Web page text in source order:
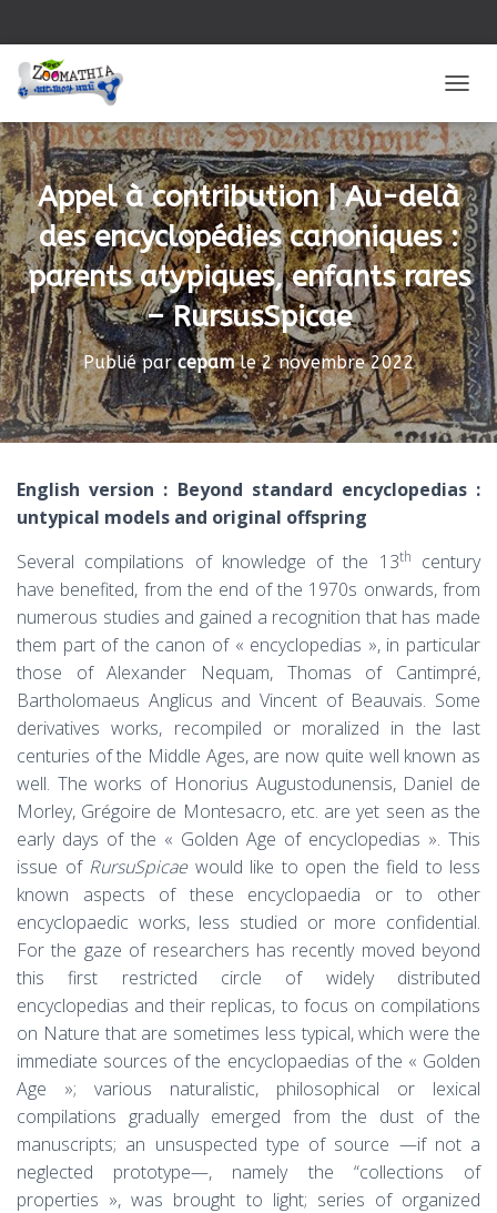
Appel à contribution | Au-delà
des encyclopédies canoniques :
parents atypiques, enfants rares
– RursusSpicae
Publié parcepamle2 novembre 2022
English version : Beyond standard encyclopedias :
untypical models and original offspring
Several compilations of knowledge of the 13th
century
have benefited, from the end of the 1970s onwards, from
numerous studies and gained a recognition that has made
them part of the canon of « encyclopedias », in particular
those of Alexander Nequam, Thomas of Cantimpré,
Bartholomaeus Anglicus and Vincent of Beauvais. Some
derivatives works, recompiled or moralized in the last
centuries of the Middle Ages, are now quite well known as
well. The works of Honorius Augustodunensis, Daniel de
Morley, Grégoire de Montesacro, etc. are yet seen as the
early days of the « Golden Age of encyclopedias ». This
issue of RursuSpicaewould like to open the field to less
known aspects of these encyclopaedia or to other
encyclopaedic works, less studied or more confidential.
For the gaze of researchers has recently moved beyond
this first restricted circle of widely distributed
encyclopedias and their replicas, to focus on compilations
on Nature that are sometimes less typical, which were the
immediate sources of the encyclopaedias of the « Golden
Age »; various naturalistic, philosophical or lexical
compilations gradually emerged from the dust of the
manuscripts; an unsuspected type of source —if not a
neglected prototype—, namely the “collections of
properties », was brought to light; series of organized